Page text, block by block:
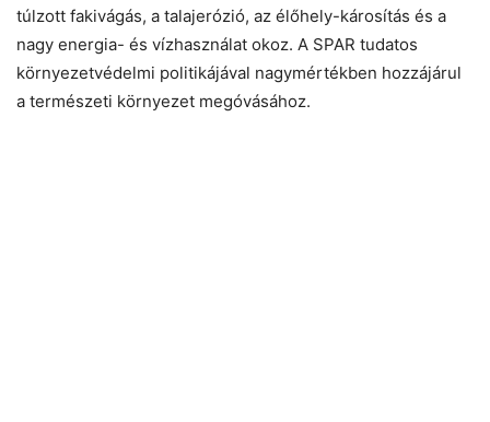
túlzott fakivágás, a talajerózió, az élőhely-károsítás és a
nagy energia- és vízhasználat okoz. A SPAR tudatos
környezetvédelmi politikájával nagymértékben hozzájárul
a természeti környezet megóvásához.